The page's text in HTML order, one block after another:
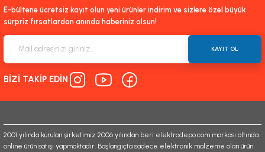
Ürün açıklamasında eksik bilgiler bulunuyor.
Ürün bilgilerinde hatalar bulunuyor.
Ürün fiyatı diğer sitelerden daha pahalı.
E-bültene ücretsiz kayıt olun yeni ürünler indirim ve sizlere özel büyük
sürpriz fırsatlardan anında haberiniz olsun!
KAYIT OL
BİZİ TAKİP EDİN
2001 yılında kurulan şirketimiz 2006 yılından beri elektrodepo.com markası altında
online ürün satışı yapmaktadır. Başlangıçta sadece elektronik malzeme olan ürün